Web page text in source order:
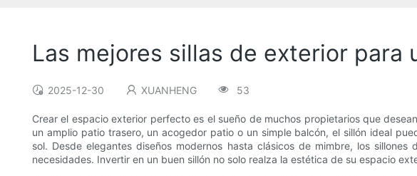
Las mejores sillas de exterior
2025-12-30 XUANHENG 53
Crear el espacio exterior perfecto es el sueño de muchos propietarios que
un amplio patio trasero, un acogedor patio o un simple balcón, el sillón ideal
sol. Desde elegantes diseños modernos hasta clásicos de mimbre, los
necesidades. Invertir en un buen sillón no solo realza la estética de su espacio